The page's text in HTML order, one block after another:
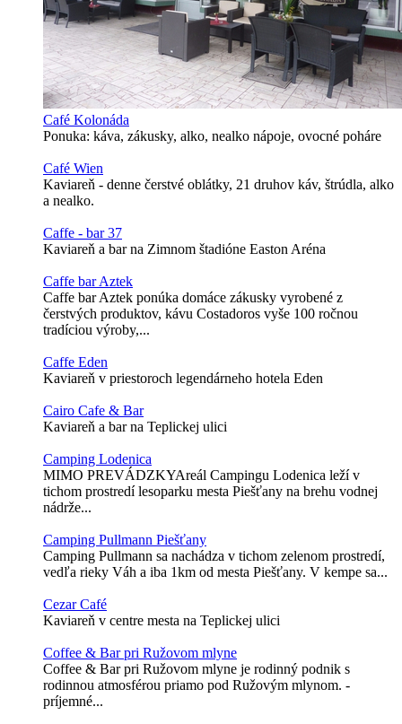
Café Kolonáda
Ponuka: káva, zákusky, alko, nealko nápoje, ovocné poháre
Café Wien
Kaviareň - denne čerstvé oblátky, 21 druhov káv, štrúdla, alko
a nealko.
Caffe - bar 37
Kaviareň a bar na Zimnom štadióne Easton Aréna
Caffe bar Aztek
Caffe bar Aztek ponúka domáce zákusky vyrobené z
čerstvých produktov, kávu Costadoros vyše 100 ročnou
tradíciou výroby,...
Caffe Eden
Kaviareň v priestoroch legendárneho hotela Eden
Cairo Cafe & Bar
Kaviareň a bar na Teplickej ulici
Camping Lodenica
MIMO PREVÁDZKYAreál Campingu Lodenica leží v
tichom prostredí lesoparku mesta Piešťany na brehu vodnej
nádrže...
Camping Pullmann Piešťany
Camping Pullmann sa nachádza v tichom zelenom prostredí,
vedľa rieky Váh a iba 1km od mesta Piešťany. V kempe sa...
Cezar Café
Kaviareň v centre mesta na Teplickej ulici
Coffee & Bar pri Ružovom mlyne
Coffee & Bar pri Ružovom mlyne je rodinný podnik s
rodinnou atmosférou priamo pod Ružovým mlynom. -
príjemné...